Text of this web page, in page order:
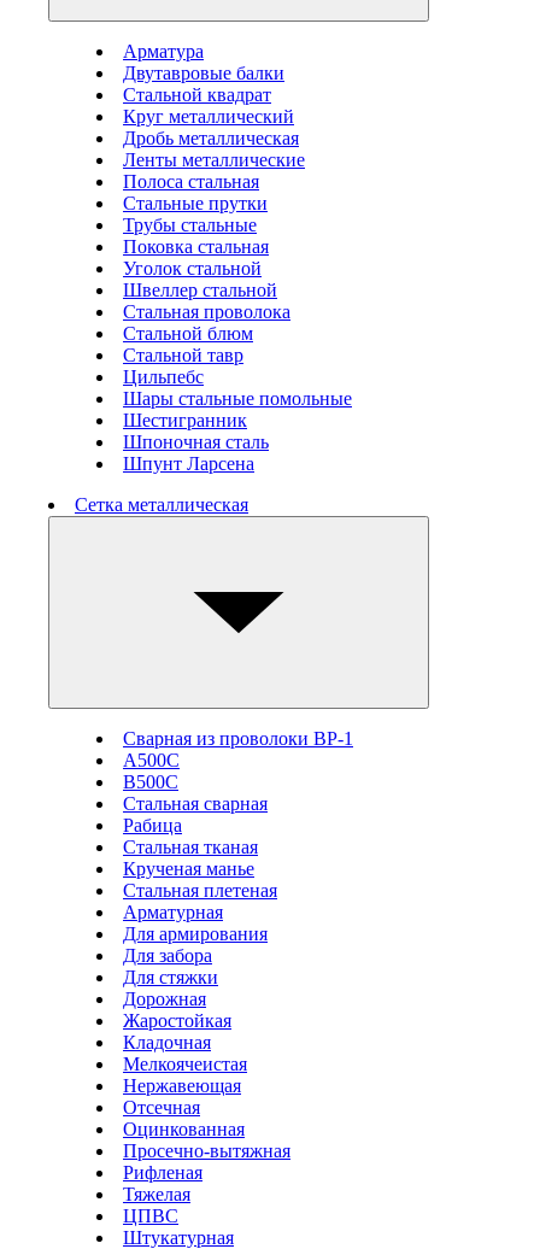
Арматура
Двутавровые балки
Стальной квадрат
Круг металлический
Дробь металлическая
Ленты металлические
Полоса стальная
Стальные прутки
Трубы стальные
Поковка стальная
Уголок стальной
Швеллер стальной
Стальная проволока
Стальной блюм
Стальной тавр
Цильпебс
Шары стальные помольные
Шестигранник
Шпоночная сталь
Шпунт Ларсена
Сетка металлическая
Сварная из проволоки ВР-1
А500С
В500С
Стальная сварная
Рабица
Стальная тканая
Крученая манье
Стальная плетеная
Арматурная
Для армирования
Для забора
Для стяжки
Дорожная
Жаростойкая
Кладочная
Мелкоячеистая
Нержавеющая
Отсечная
Оцинкованная
Просечно-вытяжная
Рифленая
Тяжелая
ЦПВС
Штукатурная